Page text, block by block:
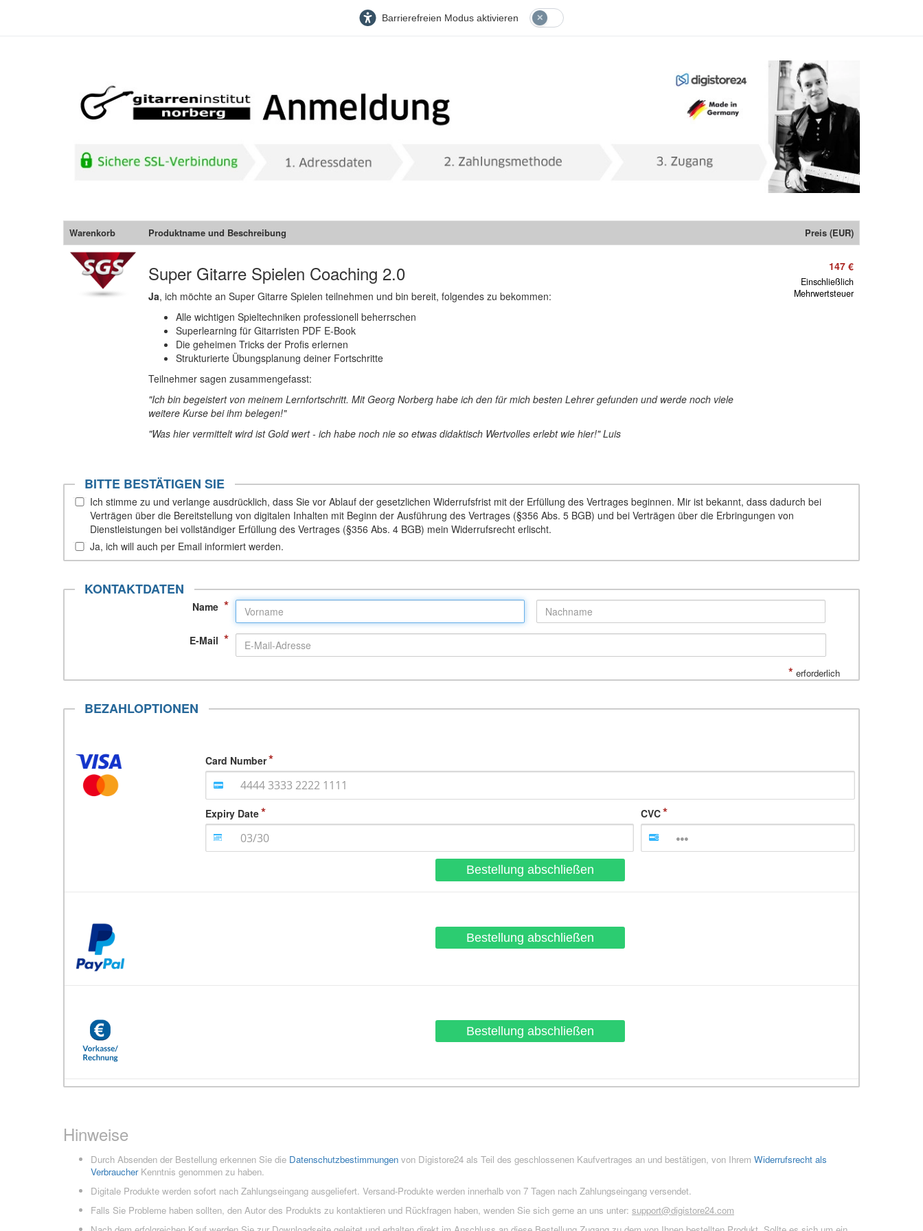
Barrierefreien Modus aktivieren
Warenkorb Produktname und Beschreibung Preis (EUR)
Super Gitarre Spielen Coaching 2.0
Ja, ich möchte an Super Gitarre Spielen teilnehmen und bin bereit, folgendes zu bekommen:
Alle wichtigen Spieltechniken professionell beherrschen
Superlearning für Gitarristen PDF E-Book
Die geheimen Tricks der Profis erlernen
Strukturierte Übungsplanung deiner Fortschritte
Teilnehmer sagen zusammengefasst:
"Ich bin begeistert von meinem Lernfortschritt. Mit Georg Norberg habe ich den für mich besten Lehrer gefunden und werde noch viele
weitere Kurse bei ihm belegen!"
"Was hier vermittelt wird ist Gold wert - ich habe noch nie so etwas didaktisch Wertvolles erlebt wie hier!" Luis
147 €
Einschließlich
Mehrwertsteuer
BITTE BESTÄTIGEN SIE
Ich stimme zu und verlange ausdrücklich, dass Sie vor Ablauf der gesetzlichen Widerrufsfrist mit der Erfüllung des Vertrages beginnen. Mir ist bekannt, dass dadurch bei
Verträgen über die Bereitstellung von digitalen Inhalten mit Beginn der Ausführung des Vertrages (§356 Abs. 5 BGB) und bei Verträgen über die Erbringungen von
Dienstleistungen bei vollständiger Erfüllung des Vertrages (§356 Abs. 4 BGB) mein Widerrufsrecht erlischt.
Ja, ich will auch per Email informiert werden.
KONTAKTDATEN
Name *
E-Mail *
* erforderlich
BEZAHLOPTIONEN
Card Number
Expiry Date CVC
Bestellung abschließen
Bestellung abschließen
Bestellung abschließen
Hinweise
Durch Absenden der Bestellung erkennen Sie die Datenschutzbestimmungen von Digistore24 als Teil des geschlossenen Kaufvertrages an und bestätigen, von Ihrem Widerrufsrecht als
VerbraucherKenntnis genommen zu haben.
Digitale Produkte werden sofort nach Zahlungseingang ausgeliefert. Versand-Produkte werden innerhalb von 7 Tagen nach Zahlungseingang versendet.
Falls Sie Probleme haben sollten, den Autor des Produkts zu kontaktieren und Rückfragen haben, wenden Sie sich gerne an uns unter: support@digistore24.com